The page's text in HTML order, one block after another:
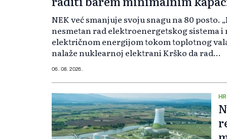
NEK već smanjuje svoju snagu na 80 posto.
nesmetan rad elektroenergetskog sistema
električnom energijom tokom toplotnog
nalaže nuklearnoj elektrani Krško da rad...
06. 08. 2026.